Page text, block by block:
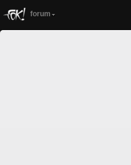
forum